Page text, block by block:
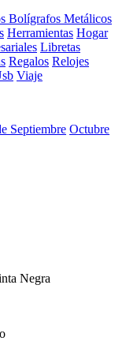
Bolígrafos Metálicos
Herramientas Hogar
Libretas
Regalos Relojes
Viaje
Septiembre Octubre
Negra